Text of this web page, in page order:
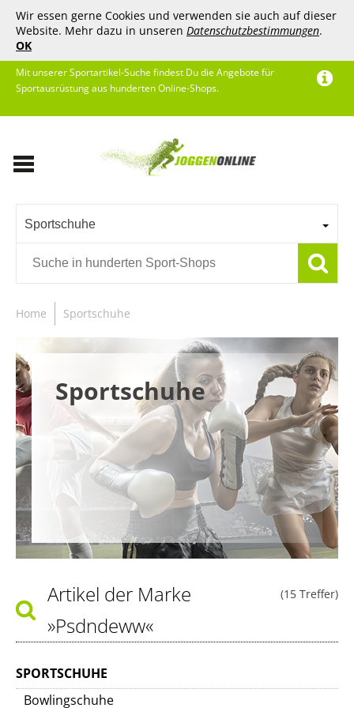
Wir essen gerne Cookies und verwenden sie auch auf dieser
Website. Mehr dazu in unseren Datenschutzbestimmungen.
OK
Mit unserer Sportartikel-Suche findest Du die Angebote für
Sportausrüstung aus hunderten Online-Shops.
Sportschuhe
Home Sportschuhe
Sportschuhe
(15 Treffer)
Artikel der Marke
»Psdndeww«
SPORTSCHUHE
Bowlingschuhe